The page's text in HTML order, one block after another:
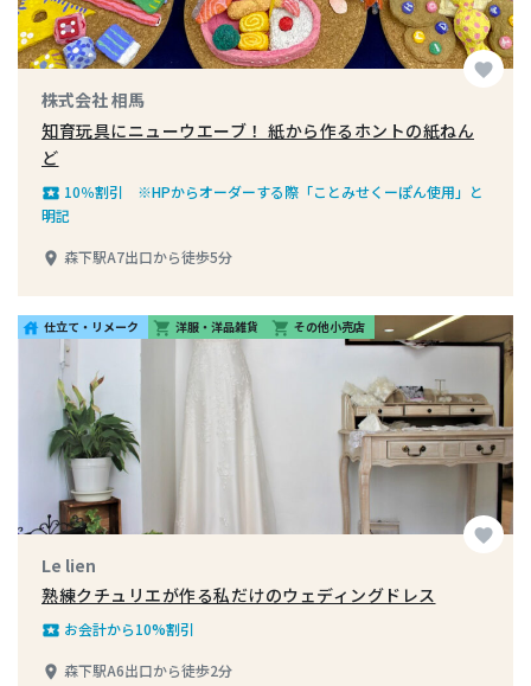
favorite
株式会社 相馬
知育玩具にニューウエーブ！ 紙から作るホントの紙ねん
ど
local_play 10％割引 ※HPからオーダーする際「ことみせくーぽん使用」と
明記
place 森下駅A7出口から徒歩5分
house 仕立て・リメーク shopping_cart 洋服・洋品雑貨 shopping_cart その他小売店
favorite
Le lien
熟練クチュリエが作る私だけのウェディングドレス
local_play お会計から10%割引
place 森下駅A6出口から徒歩2分